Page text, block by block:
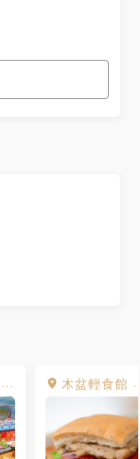
木盆輕食館 Woopen 河堤門市